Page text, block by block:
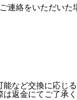
連絡をいただいた
能など交換に応じ
返金にてご了承く